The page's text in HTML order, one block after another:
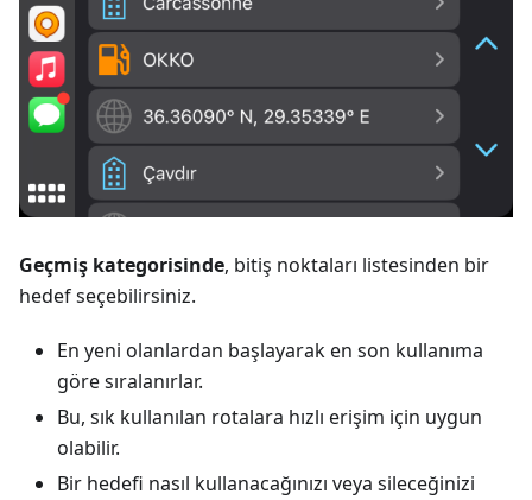
Geçmiş kategorisinde, bitiş noktaları listesinden bir
hedef seçebilirsiniz.
En yeni olanlardan başlayarak en son kullanıma
göre sıralanırlar.
Bu, sık kullanılan rotalara hızlı erişim için uygun
olabilir.
Bir hedefi nasıl kullanacağınızı veya sileceğinizi